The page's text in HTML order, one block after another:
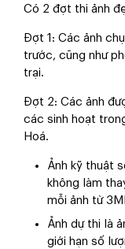
Có 2 đợt thi ảnh
Đợt 1: Các ảnh
trước, cũng như
trại.
Đợt 2: Các ảnh
các sinh hoạt
Hoá.
Ảnh kỹ thuật
không làm
mỗi ảnh từ
Ảnh dự thi là
giới hạn số